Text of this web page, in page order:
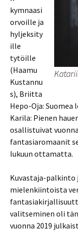
kymnaasi
orvoille ja
hyljeksity
ille
tytöille
(Haamu
Kustannu
s), Briitta
Hepo-Oja:
Karila: Pienen
osallistuivat
fantasiaromaanit
lukuun ottamatta.
Kuvastaja-palkinto
mielenkiintoista
valitseminen oli
vuonna 2019